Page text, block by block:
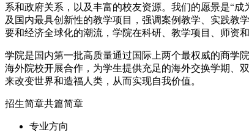
系和政府关系，以及丰富的校友资源。我们的愿景是“
及国内最具创新性的教学项目，强调案例教学、实践教
要和经济全球化的潮流，学院在科研、教学项目、师资
学院是国内第一批高质量通过国际上两个最权威的商学
海外院校开展合作，为学生提供充足的海外交换学期、
来改变世界和造福人类，从而实现自我价值。
招生简章共篇简章
专业方向